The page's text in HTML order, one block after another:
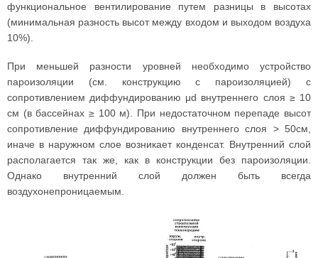
функциональное вентилирование путем разницы в высотах
(минимальная разность высот между входом и выходом воздуха
10%).
При меньшей разности уровней необходимо устройство
пароизоляции (см. конструкцию с пароизоляцией) с
сопротивлением диффундированию μd внутреннего слоя ≥ 10
см (в бассейнах ≥ 100 м). При недостаточном перепаде высот
сопротивление диффундированию внутреннего слоя > 50см,
иначе в наружном слое возникает конденсат. Внутренний слой
располагается так же, как в конструкции без пароизоляции.
Однако внутренний слой должен быть всегда
воздухонепроницаемым.